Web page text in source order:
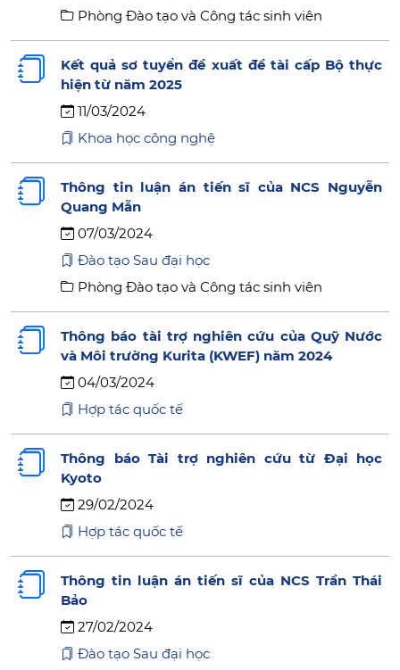
Phòng Đào tạo và Công tác sinh viên
Kết quả sơ tuyển đề xuất đề tài cấp Bộ thực
hiện từ năm 2025
11/03/2024
Khoa học công nghệ
Thông tin luận án tiến sĩ của NCS Nguyễn
Quang Mẫn
07/03/2024
Đào tạo Sau đại học
Phòng Đào tạo và Công tác sinh viên
Thông báo tài trợ nghiên cứu của Quỹ Nước
và Môi trường Kurita (KWEF) năm 2024
04/03/2024
Hợp tác quốc tế
Thông báo Tài trợ nghiên cứu từ Đại học
Kyoto
29/02/2024
Hợp tác quốc tế
Thông tin luận án tiến sĩ của NCS Trần Thái
Bảo
27/02/2024
Đào tạo Sau đại học